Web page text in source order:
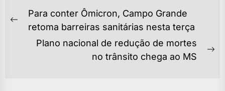
NAVEGAÇÃO
DEPrevious
Para conter Ômicron, Campo Grande
retoma barreiras sanitárias nesta terça
Plano nacional de redução de mortes
no trânsito chega ao MS